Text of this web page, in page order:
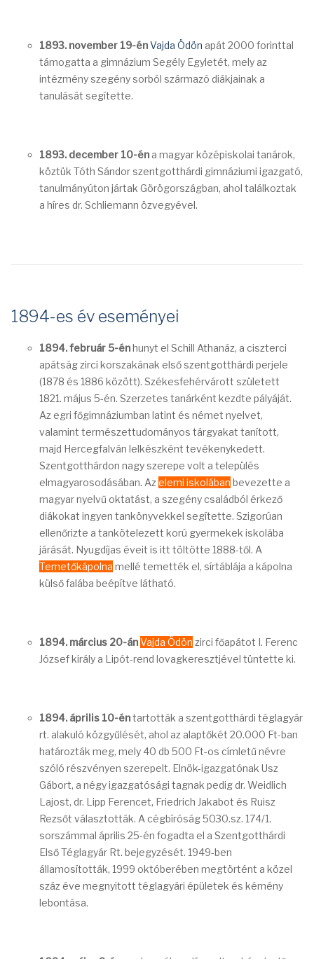
1893. november 19-énVajda Ödön apát 2000 forinttal
támogatta a gimnázium Segély Egyletét, mely az
intézmény szegény sorból származó diákjainak a
tanulását segítette.
1893. december 10-én a magyar középiskolai tanárok,
köztük Tóth Sándor szentgotthárdi gimnáziumi igazgató,
tanulmányúton jártak Görögországban, ahol találkoztak
a híres dr. Schliemann özvegyével.
1894-es év eseményei
1894. február 5-énhunyt el Schill Athanáz, a ciszterci
apátság zirci korszakának első szentgotthárdi perjele
(1878 és 1886 között). Székesfehérvárott született
1821. május 5-én. Szerzetes tanárként kezdte pályáját.
Az egri főgimnáziumban latint és német nyelvet,
valamint természettudományos tárgyakat tanított,
majd Hercegfalván lelkészként tevékenykedett.
Szentgotthárdon nagy szerepe volt a település
elmagyarosodásában. Azelemi iskolában bevezette a
magyar nyelvű oktatást, a szegény családból érkező
diákokat ingyen tankönyvekkel segítette. Szigorúan
ellenőrizte a tankötelezett korú gyermekek iskolába
járását. Nyugdíjas éveit is itt töltötte 1888-től. A
Temetőkápolna mellé temették el, sírtáblája a kápolna
külső falába beépítve látható.
1894. március 20-ánVajda Ödön zirci főapátot I. Ferenc
József király a Lipót-rend lovagkeresztjével tüntette ki.
1894. április 10-éntartották a szentgotthárdi téglagyár
rt. alakuló közgyűlését, ahol az alaptőkét 20.000 Ft-ban
határozták meg, mely 40 db 500 Ft-os címletű névre
szóló részvényen szerepelt. Elnök-igazgatónak Usz
Gábort, a négy igazgatósági tagnak pedig dr. Weidlich
Lajost, dr. Lipp Ferencet, Friedrich Jakabot és Ruisz
Rezsőt választották. A cégbíróság 5030.sz. 174/1.
sorszámmal április 25-én fogadta el a Szentgotthárdi
Első Téglagyár Rt. bejegyzését. 1949-ben
államosították, 1999 októberében megtörtént a közel
száz éve megnyitott téglagyári épületek és kémény
lebontása.